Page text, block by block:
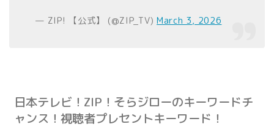
— ZIP! 【公式】 (@ZIP_TV)March 3, 2026
日本テレビ！ZIP！そらジローのキーワードチ
ャンス！視聴者プレセントキーワード！